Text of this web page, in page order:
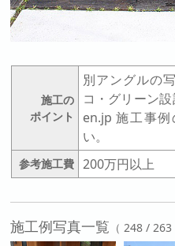
施工の
ポイント
別アングルの
コ・グリーン
en.jp 施工事
い。
参考施工費 200万円以上
施工例写真一覧 （ 248 / 263